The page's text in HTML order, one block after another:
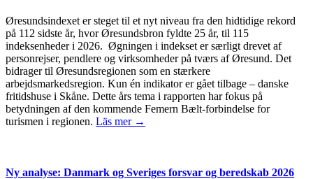
Øresundsindexet er steget til et nyt niveau fra den hidtidige rekord
på 112 sidste år, hvor Øresundsbron fyldte 25 år, til 115
indeksenheder i 2026. Øgningen i indekset er særligt drevet af
personrejser, pendlere og virksomheder på tværs af Øresund. Det
bidrager til Øresundsregionen som en stærkere
arbejdsmarkedsregion. Kun én indikator er gået tilbage – danske
fritidshuse i Skåne. Dette års tema i rapporten har fokus på
betydningen af den kommende Femern Bælt-forbindelse for
turismen i regionen. Läs mer →
Ny analyse: Danmark og Sveriges forsvar og beredskab 2026